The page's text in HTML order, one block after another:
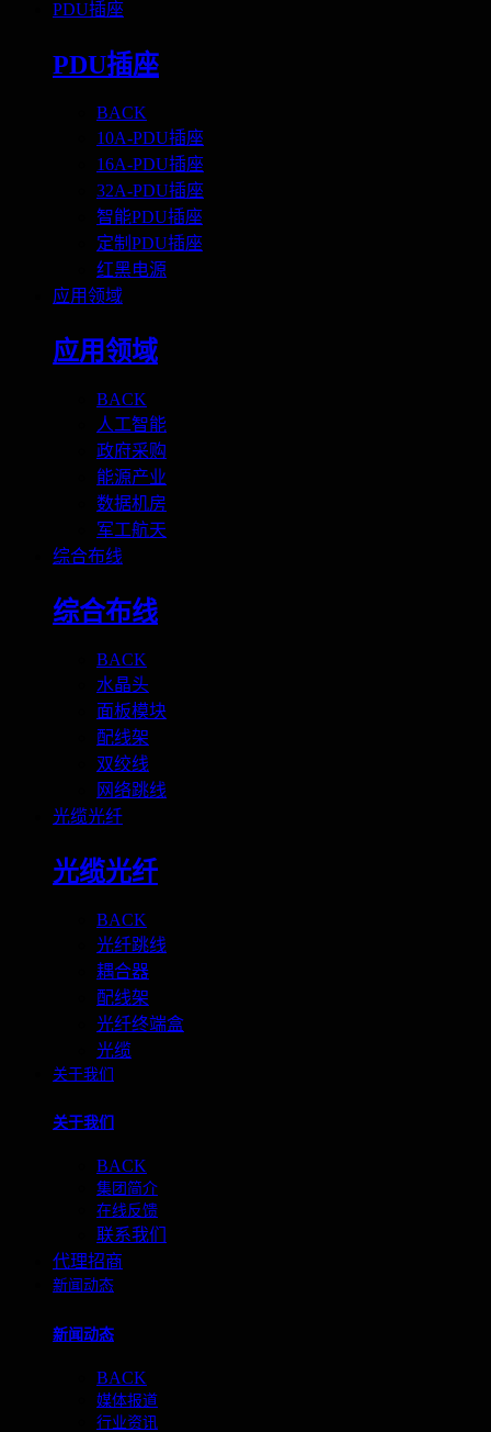
PDU插座
PDU插座
BACK
10A-PDU插座
16A-PDU插座
32A-PDU插座
智能PDU插座
定制PDU插座
红黑电源
应用领域
应用领域
BACK
人工智能
政府采购
能源产业
数据机房
军工航天
综合布线
综合布线
BACK
水晶头
面板模块
配线架
双绞线
网络跳线
光缆光纤
光缆光纤
BACK
光纤跳线
耦合器
配线架
光纤终端盒
光缆
关于我们
关于我们
BACK
集团简介
在线反馈
联系我们
代理招商
新闻动态
新闻动态
BACK
媒体报道
行业资讯